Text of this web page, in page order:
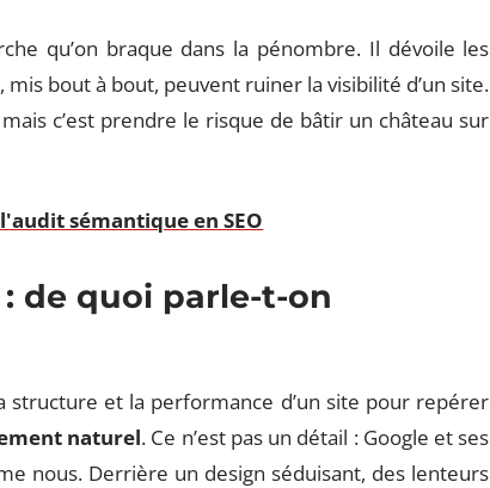
qu’on braque dans la pénombre. Il dévoile les
bout à bout, peuvent ruiner la visibilité d’un site.
c’est prendre le risque de bâtir un château sur
sémantique en SEO
de quoi parle-t-on
structure et la performance d’un site pour repérer
naturel. Ce n’est pas un détail : Google et ses
nous. Derrière un design séduisant, des lenteurs